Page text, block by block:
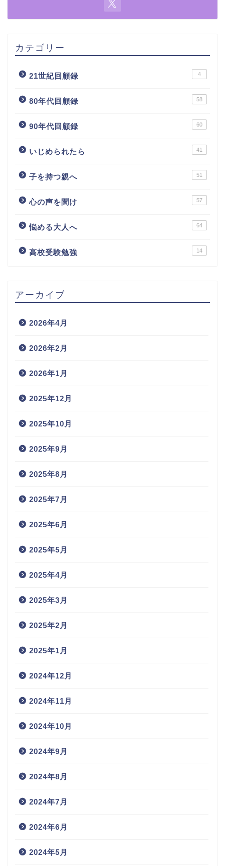
カテゴリー
21世紀回顧録 4
80年代回顧録 58
90年代回顧録 60
いじめられたら 41
子を持つ親へ 51
心の声を聞け 57
悩める大人へ 64
高校受験勉強 14
アーカイブ
2026年4月
2026年2月
2026年1月
2025年12月
2025年10月
2025年9月
2025年8月
2025年7月
2025年6月
2025年5月
2025年4月
2025年3月
2025年2月
2025年1月
2024年12月
2024年11月
2024年10月
2024年9月
2024年8月
2024年7月
2024年6月
2024年5月